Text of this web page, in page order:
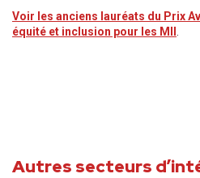
Voir les anciens lauréats du Prix
équité et inclusion pour les MII
Autres secteurs